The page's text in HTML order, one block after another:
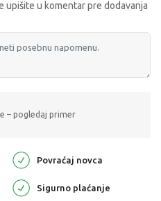
upišite u komentar pre dodavanja
– pogledaj primer
Povraćaj novca
Sigurno plaćanje